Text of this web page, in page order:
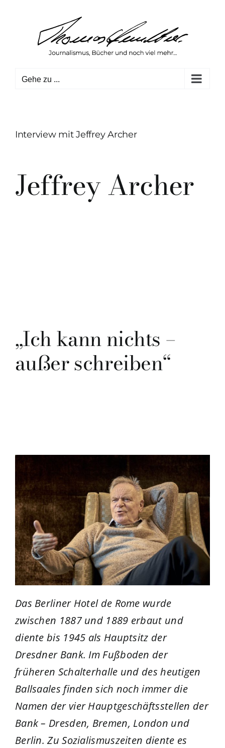
springen
Gehe zu ...
Interview mit Jeffrey Archer
Jeffrey Archer
„Ich kann nichts –
außer schreiben“
Das Berliner Hotel de Rome wurde
zwischen 1887 und 1889 erbaut und
diente bis 1945 als Hauptsitz der
Dresdner Bank. Im Fußboden der
früheren Schalterhalle und des heutigen
Ballsaales finden sich noch immer die
Namen der vier Hauptgeschäftsstellen der
Bank – Dresden, Bremen, London und
Berlin. Zu Sozialismuszeiten diente es